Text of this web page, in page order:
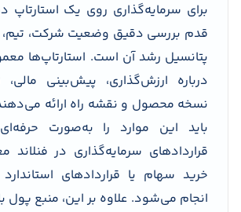
برای سرمایه‌گذاری روی یک استارتاپ
قدم بررسی دقیق وضعیت شرکت،
پتانسیل رشد آن است. استارتاپ‌ها
درباره ارزش‌گذاری، پیش‌بینی مالی،
نسخه محصول و نقشه راه ارائه
باید این موارد را به‌صورت
قراردادهای سرمایه‌گذاری در فنلاند
خرید سهام یا قراردادهای
انجام می‌شود. علاوه بر این، منبع پول